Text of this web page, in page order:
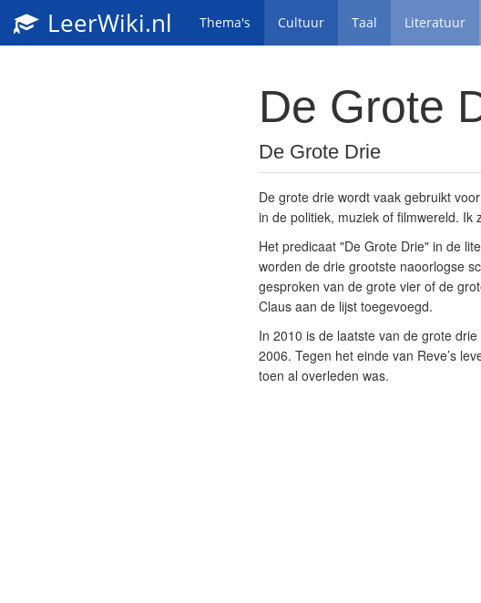
LeerWiki.nl Thema's Cultuur Taal Literatuur
De Grote
De Grote Drie
De grote drie wordt vaak gebruikt
in de politiek, muziek of filmwereld. Ik
Het predicaat "De Grote Drie" in de
worden de drie grootste naoorlogse
gesproken van de grote vier of de
Claus aan de lijst toegevoegd.
In 2010 is de laatste van de grote
2006. Tegen het einde van Reve’s
toen al overleden was.